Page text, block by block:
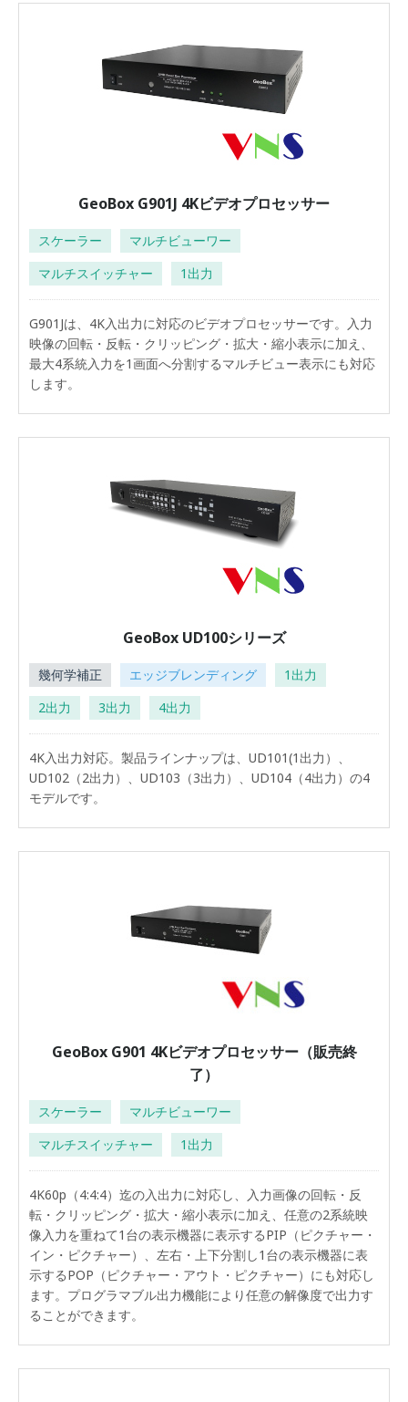
GeoBox G901J 4Kビデオプロセッサー
スケーラー
マルチビューワー
マルチスイッチャー
1出力
G901Jは、4K入出力に対応のビデオプロセッサーです。入力
映像の回転・反転・クリッピング・拡大・縮小表示に加え、
最大4系統入力を1画面へ分割するマルチビュー表示にも対応
します。
GeoBox UD100シリーズ
幾何学補正 エッジブレンディング
1出力
2出力
3出力 4出力
4K入出力対応。製品ラインナップは、UD101(1出力）、
UD102（2出力）、UD103（3出力）、UD104（4出力）の4
モデルです。
GeoBox G901 4Kビデオプロセッサー（販売終
了）
スケーラー
マルチビューワー
マルチスイッチャー
1出力
4K60p（4:4:4）迄の入出力に対応し、入力画像の回転・反
転・クリッピング・拡大・縮小表示に加え、任意の2系統映
像入力を重ねて1台の表示機器に表示するPIP（ピクチャー・
イン・ピクチャー）、左右・上下分割し1台の表示機器に表
示するPOP（ピクチャー・アウト・ピクチャー）にも対応し
ます。プログラマブル出力機能により任意の解像度で出力す
ることができます。